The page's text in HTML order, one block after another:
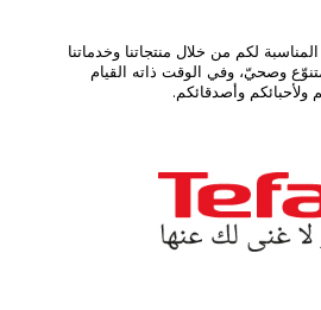
لكم من خلال منتجاتنا وخدماتنا
وصحيّ، وفي الوقت ذاته القيام
وأصدقائكم.